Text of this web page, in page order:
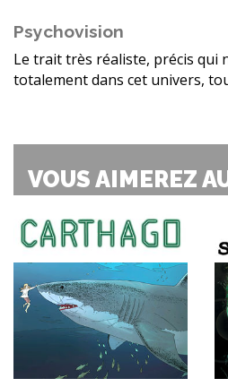
Psychovision
Le trait très réaliste, précis qui
totalement dans cet univers,
VOUS AIMEREZ